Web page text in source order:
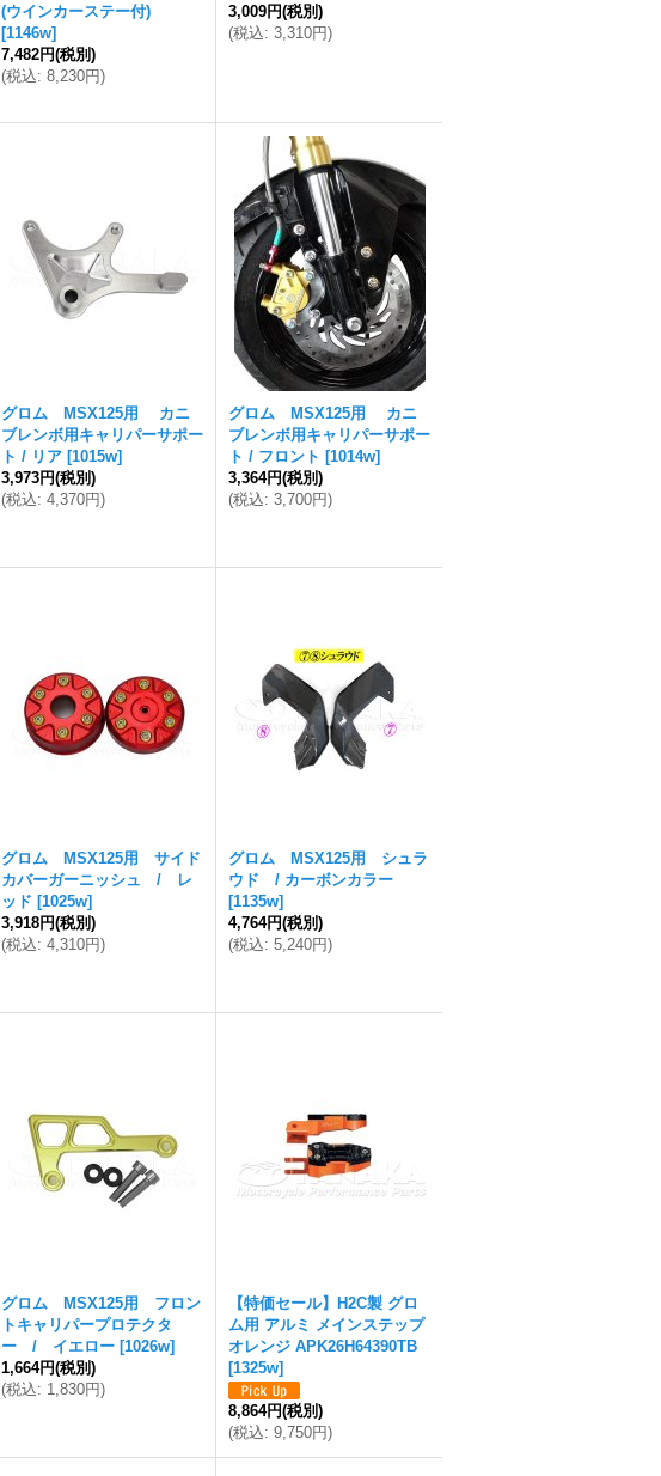
(ウインカーステー付)
[1146w]
7,482円(税別)
(税込: 8,230円)
3,009円(税別)
(税込: 3,310円)
グロム MSX125用 カニ
ブレンボ用キャリパーサポー
ト / リア [1015w]
3,973円(税別)
(税込: 4,370円)
グロム MSX125用 カニ
ブレンボ用キャリパーサポー
ト / フロント [1014w]
3,364円(税別)
(税込: 3,700円)
グロム MSX125用 サイド
カバーガーニッシュ / レ
ッド [1025w]
3,918円(税別)
(税込: 4,310円)
グロム MSX125用 シュラ
ウド / カーボンカラー
[1135w]
4,764円(税別)
(税込: 5,240円)
グロム MSX125用 フロン
トキャリパープロテクタ
ー / イエロー [1026w]
1,664円(税別)
(税込: 1,830円)
【特価セール】H2C製 グロ
ム用 アルミ メインステップ
オレンジ APK26H64390TB
[1325w]
8,864円(税別)
(税込: 9,750円)